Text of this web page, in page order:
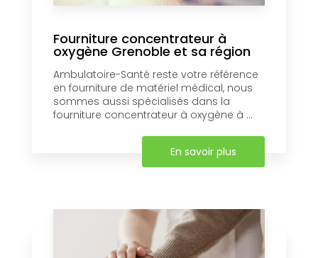
Fourniture concentrateur à
oxygène Grenoble et sa région
Ambulatoire-Santé reste votre référence
en fourniture de matériel médical, nous
sommes aussi spécialisés dans la
fourniture concentrateur à oxygène à ...
En savoir plus